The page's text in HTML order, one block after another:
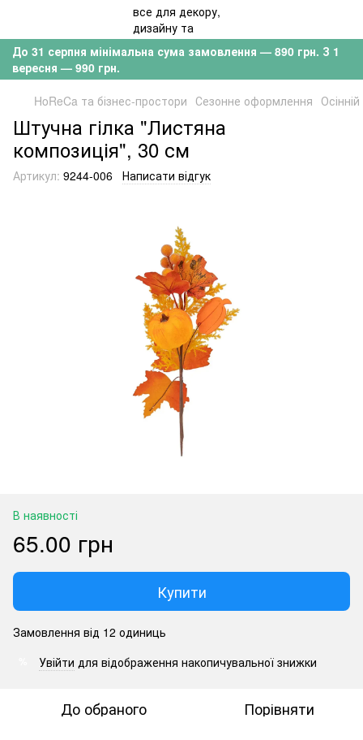
До 31 серпня мінімальна сума замовлення — 890 грн. З 1
вересня — 990 грн.
HoReCa та бізнес-простори Сезонне оформлення
Штучна гілка "Листяна
композиція", 30 см
Артикул: 9244-006 Написати відгук
В наявності
65.00 грн
Купити
Замовлення від 12 одиниць
Увійти для відображення накопичувальної знижки
До обраного Порівняти